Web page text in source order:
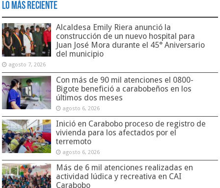
Lo Más Reciente
Alcaldesa Emily Riera anunció la
construcción de un nuevo hospital para
Juan José Mora durante el 45° Aniversario
del municipio
agosto 7, 2026
Con más de 90 mil atenciones el 0800-
Bigote benefició a carabobeños en los
últimos dos meses
agosto 6, 2026
Inició en Carabobo proceso de registro de
vivienda para los afectados por el
terremoto
agosto 6, 2026
Más de 6 mil atenciones realizadas en
actividad lúdica y recreativa en CAI
Carabobo